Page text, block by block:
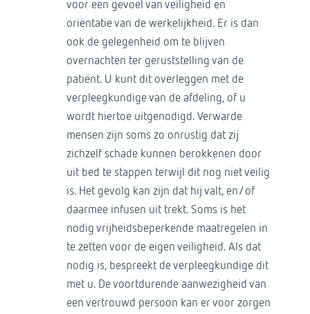
voor een gevoel van veiligheid en
oriëntatie van de werkelijkheid. Er is dan
ook de gelegenheid om te blijven
overnachten ter geruststelling van de
patiënt. U kunt dit overleggen met de
verpleegkundige van de afdeling, of u
wordt hiertoe uitgenodigd. Verwarde
mensen zijn soms zo onrustig dat zij
zichzelf schade kunnen berokkenen door
uit bed te stappen terwijl dit nog niet veilig
is. Het gevolg kan zijn dat hij valt, en/of
daarmee infusen uit trekt. Soms is het
nodig vrijheidsbeperkende maatregelen in
te zetten voor de eigen veiligheid. Als dat
nodig is, bespreekt de verpleegkundige dit
met u. De voortdurende aanwezigheid van
een vertrouwd persoon kan er voor zorgen